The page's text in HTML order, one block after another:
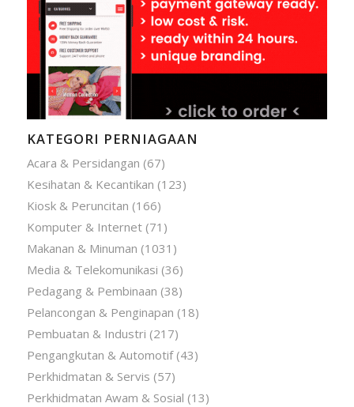
KATEGORI PERNIAGAAN
Acara & Persidangan (67)
Kesihatan & Kecantikan (123)
Kiosk & Peruncitan (166)
Komputer & Internet(71)
Makanan & Minuman (1031)
Media & Telekomunikasi (36)
Pedagang & Pembinaan (38)
Pelancongan & Penginapan (18)
Pembuatan & Industri (217)
Pengangkutan & Automotif(43)
Perkhidmatan & Servis (57)
Perkhidmatan Awam & Sosial (13)